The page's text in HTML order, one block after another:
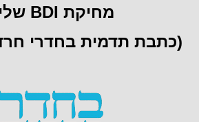
מחיקת BDI שלילי"
(כתבת תדמית בחדרי חרדים,